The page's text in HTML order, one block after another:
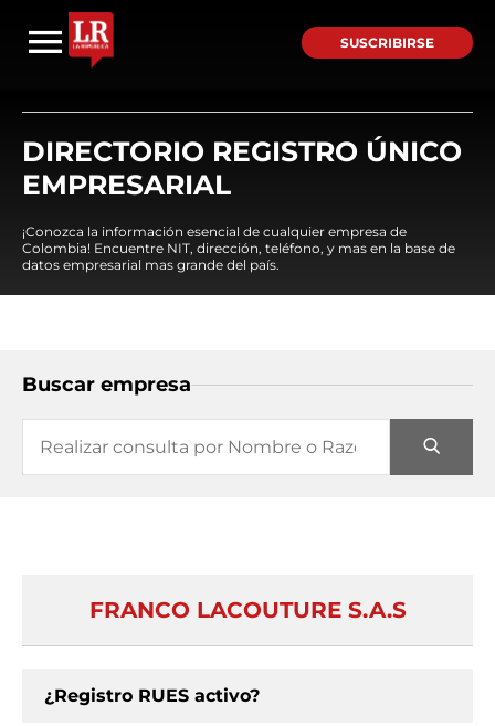
SUSCRIBIRSE
DIRECTORIO REGISTRO ÚNICO
EMPRESARIAL
¡Conozca la información esencial de cualquier empresa de
Colombia! Encuentre NIT, dirección, teléfono, y mas en la base de
datos empresarial mas grande del país.
Buscar empresa
FRANCO LACOUTURE S.A.S
¿Registro RUES activo?